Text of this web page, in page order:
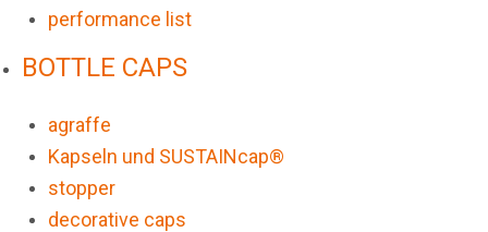
performance list
BOTTLE CAPS
agraffe
Kapseln und SUSTAINcap®
stopper
decorative caps